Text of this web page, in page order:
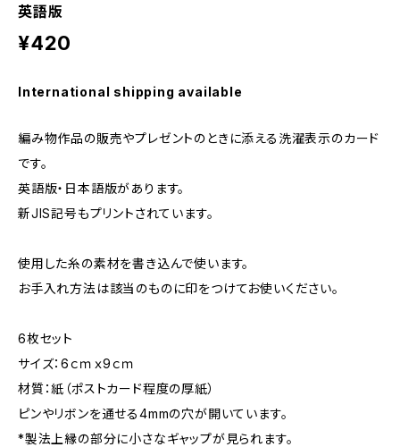
英語版
¥420
International shipping available
編み物作品の販売やプレゼントのときに添える洗濯表示のカード
です。
英語版・日本語版があります。
新JIS記号もプリントされています。
使用した糸の素材を書き込んで使います。
お手入れ方法は該当のものに印をつけてお使いください。
6枚セット
サイズ：6ｃｍｘ9ｃｍ
材質：紙（ポストカード程度の厚紙）
ピンやリボンを通せる4mmの穴が開いています。
*製法上縁の部分に小さなギャップが見られます。